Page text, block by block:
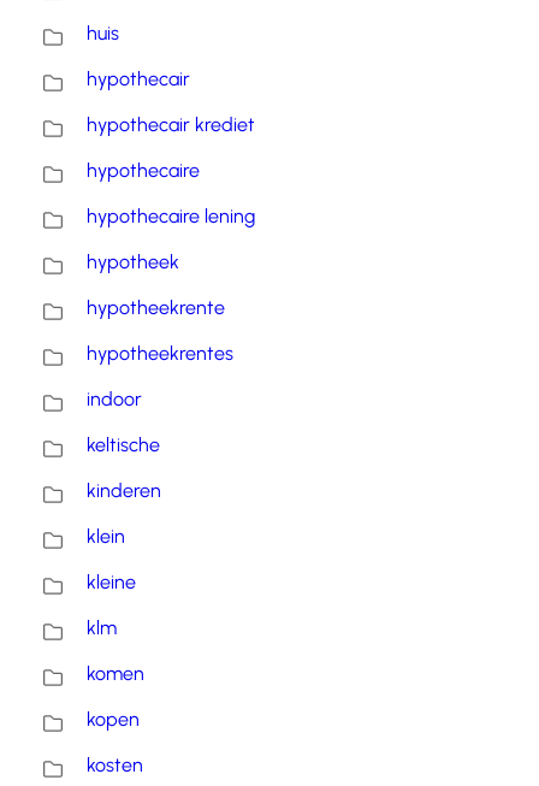
huis
hypothecair
hypothecair krediet
hypothecaire
hypothecaire lening
hypotheek
hypotheekrente
hypotheekrentes
indoor
keltische
kinderen
klein
kleine
klm
komen
kopen
kosten